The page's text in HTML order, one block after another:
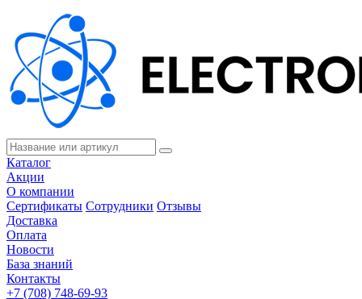
Каталог
Акции
О компании
Сертификаты Сотрудники Отзывы
Доставка
Оплата
Новости
База знаний
Контакты
+7 (708) 748-69-93